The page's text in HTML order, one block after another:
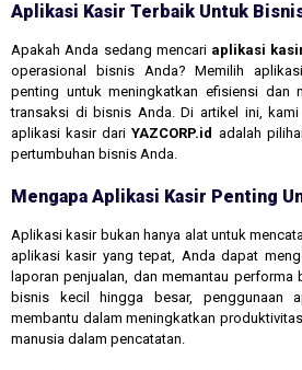
Aplikasi Kasir Terbaik Untuk Bisnis
Apakah Anda sedang mencari aplikasi
operasional bisnis Anda? Memilih
penting untuk meningkatkan efisiensi dan
transaksi di bisnis Anda. Di artikel ini,
aplikasi kasir dariYAZCORP.id adalah
pertumbuhan bisnis Anda.
Mengapa Aplikasi Kasir Penting
Aplikasi kasir bukan hanya alat untuk
aplikasi kasir yang tepat, Anda dapat
laporan penjualan, dan memantau performa
bisnis kecil hingga besar, penggunaan
membantu dalam meningkatkan
manusia dalam pencatatan.